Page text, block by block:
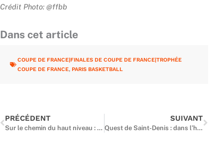
Crédit Photo: @ffbb
Dans cet article
COUPE DE FRANCE|FINALES DE COUPE DE FRANCE|TROPHÉE
COUPE DE FRANCE, PARIS BASKETBALL
PRÉCÉDENT
Sur le chemin du haut niveau : les jeunes franciliennes et franciliens face aux tests d’entrée du Pôle Espoirs
SUIVANT
Quest de Saint-Denis : dans l’héritage des Jeux Olympiques de Paris 2024